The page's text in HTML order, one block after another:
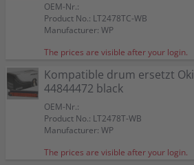
OEM-Nr.:
Product No.: LT2478TC-WB
Manufacturer: WP
The prices are visible after your login.
Kompatible drum ersetzt Oki
44844472 black
OEM-Nr.:
Product No.: LT2478T-WB
Manufacturer: WP
The prices are visible after your login.